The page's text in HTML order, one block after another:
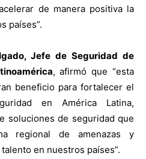
de manera positiva la
países”.
Jefe de Seguridad de
, afirmó que “esta
beneficio para fortalecer el
en América Latina,
soluciones de seguridad que
regional de amenazas y
en nuestros países”.